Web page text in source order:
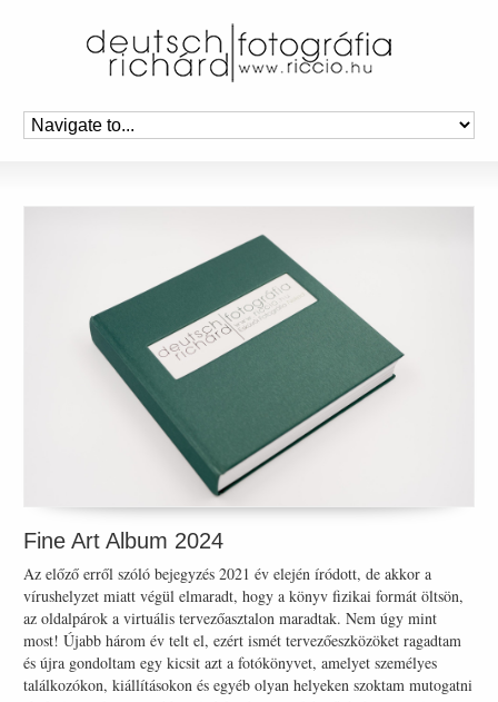
Fine Art Album 2024
Az előző erről szóló bejegyzés 2021 év elején íródott, de akkor a
vírushelyzet miatt végül elmaradt, hogy a könyv fizikai formát öltsön,
az oldalpárok a virtuális tervezőasztalon maradtak. Nem úgy mint
most! Újabb három év telt el, ezért ismét tervezőeszközöket ragadtam
és újra gondoltam egy kicsit azt a fotókönyvet, amelyet személyes
találkozókon, kiállításokon és egyéb olyan helyeken szoktam mutogatni